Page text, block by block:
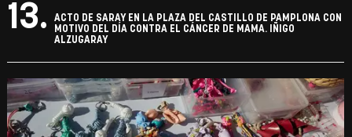
13.
ACTO DE SARAY EN LA PLAZA DEL CASTILLO DE PAMPLONA CON
MOTIVO DEL DÍA CONTRA EL CÁNCER DE MAMA. IÑIGO
ALZUGARAY